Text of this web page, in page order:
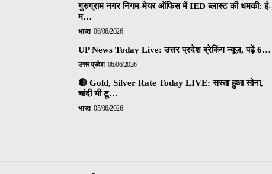
गुरुग्राम नगर निगम-मेयर ऑफिस में IED ब्लास्ट की धमकी: ई-
म…
भारत 06/06/2026
UP News Today Live: उत्तर प्रदेश ब्रेकिंग न्यूज़, पढ़ें 6…
उत्तर प्रदेश 06/06/2026
🔴 Gold, Silver Rate Today LIVE: सस्ता हुआ सोना,
चांदी भी टू…
भारत 05/06/2026